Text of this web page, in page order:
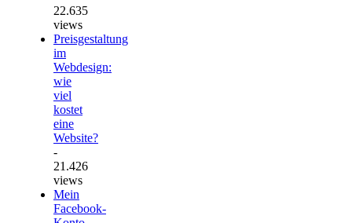
22.635
views
Preisgestaltung
im
Webdesign:
wie
viel
kostet
eine
Website?
-
21.426
views
Mein
Facebook-